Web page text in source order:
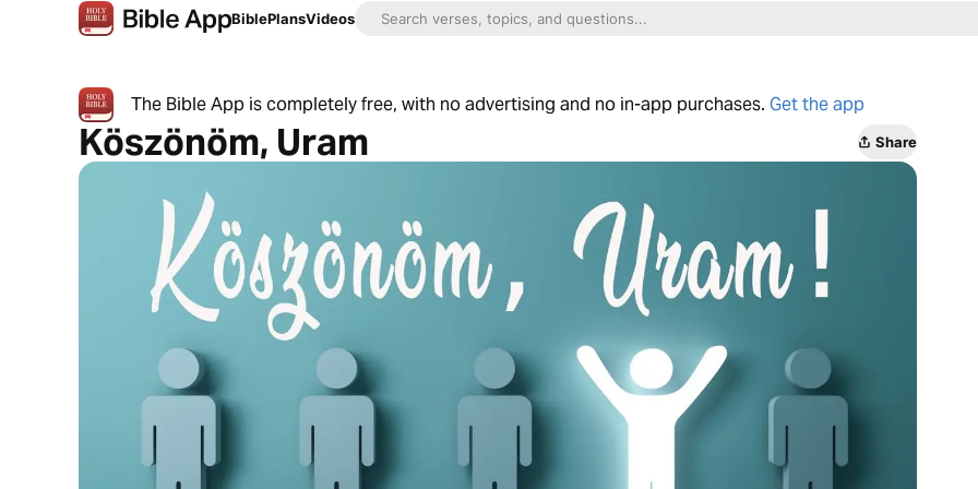
BiblePlansVideos
The Bible App is completely free, with no advertising and no in-app purchases. Get the app
Köszönöm, Uram Share